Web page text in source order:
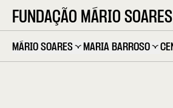
FUNDAÇÃO MÁRIO
MÁRIO SOARES MARIA BARROSO